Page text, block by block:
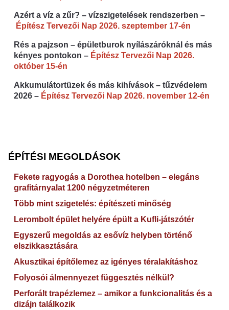
Azért a víz a zűr? – vízszigetelések rendszerben –
Építész Tervezői Nap 2026. szeptember 17-én
Rés a pajzson – épületburok nyílászáróknál és más
kényes pontokon – Építész Tervezői Nap 2026.
október 15-én
Akkumulátortüzek és más kihívások – tűzvédelem
2026 – Építész Tervezői Nap 2026. november 12-én
ÉPÍTÉSI MEGOLDÁSOK
Fekete ragyogás a Dorothea hotelben – elegáns
grafitárnyalat 1200 négyzetméteren
Több mint szigetelés: építészeti minőség
Lerombolt épület helyére épült a Kufli-játszótér
Egyszerű megoldás az esővíz helyben történő
elszikkasztására
Akusztikai építőlemez az igényes téralakításhoz
Folyosói álmennyezet függesztés nélkül?
Perforált trapézlemez – amikor a funkcionalitás és a
dizájn találkozik